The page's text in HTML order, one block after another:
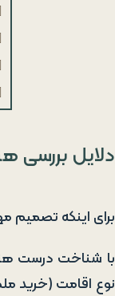
دلایل بررسی
برای اینکه تصمیم
با شناخت درست
نوع اقامت (خرید